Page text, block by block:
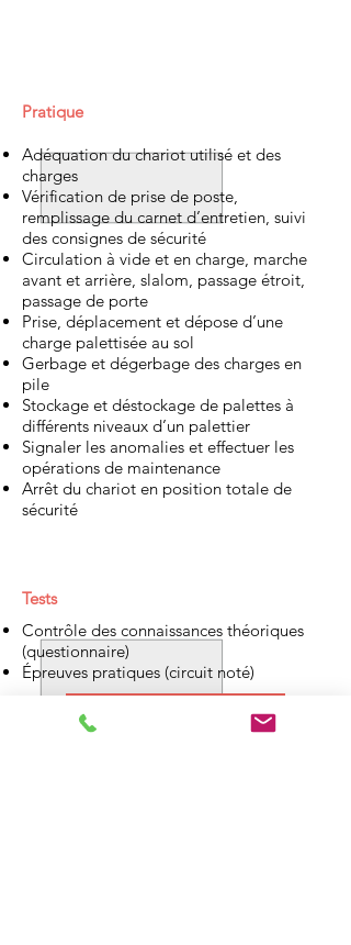
Pratique
Adéquation du chariot utilisé et des
charges
Vérification de prise de poste,
remplissage du carnet d’entretien, suivi
des consignes de sécurité
Circulation à vide et en charge, marche
avant et arrière, slalom, passage étroit,
passage de porte
Prise, déplacement et dépose d’une
charge palettisée au sol
Gerbage et dégerbage des charges en
pile
Stockage et déstockage de palettes à
différents niveaux d’un palettier
Signaler les anomalies et effectuer les
opérations de maintenance
Arrêt du chariot en position totale de
sécurité
Tests
Contrôle des connaissances théoriques
(questionnaire)
Épreuves pratiques (circuit noté)